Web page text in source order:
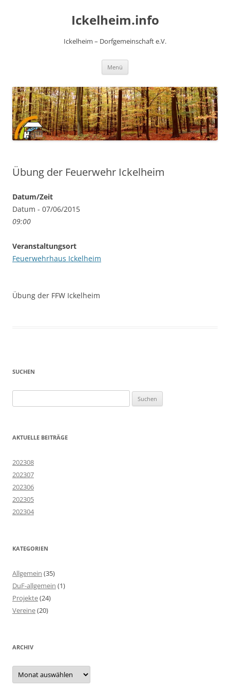
Ickelheim.info
Ickelheim – Dorfgemeinschaft e.V.
Menü
Übung der Feuerwehr Ickelheim
Datum/Zeit
Datum - 07/06/2015
09:00
Veranstaltungsort
Feuerwehrhaus Ickelheim
Übung der FFW Ickelheim
SUCHEN
nach:
AKTUELLE BEITRÄGE
202308
202307
202306
202305
202304
KATEGORIEN
Allgemein (35)
DuF-allgemein (1)
Projekte(24)
Vereine(20)
ARCHIV
Archiv